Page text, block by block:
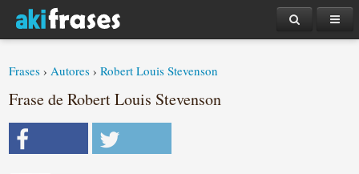
Frases ›Autores ›Robert Louis Stevenson
Frase de Robert Louis Stevenson